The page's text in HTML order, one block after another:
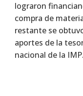
lograron
compra de
restante se
aportes de la
nacional de la IMP.